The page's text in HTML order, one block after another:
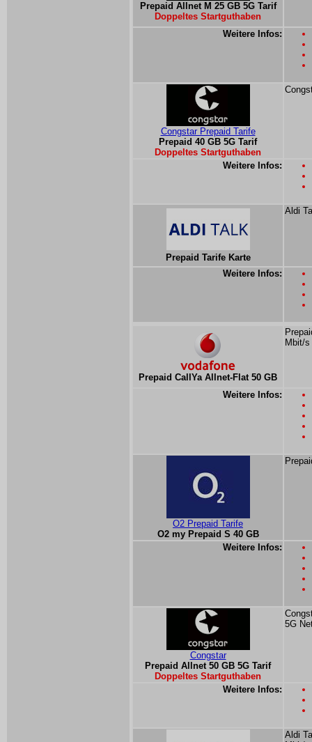
Prepaid Allnet M 25 GB 5G Tarif
Doppeltes Startguthaben
Weitere Infos:
Congstar Prepaid Tarife
Prepaid 40 GB 5G Tarif
Doppeltes Startguthaben
Weitere Infos:
Prepaid Tarife Karte
Aldi
Weitere Infos:
Prepaid CallYa Allnet-Flat 50 GB
Mbit/s
Weitere Infos:
O2 Prepaid Tarife
O2 my Prepaid S 40 GB
Weitere Infos:
Congstar
Prepaid Allnet 50 GB 5G Tarif
Doppeltes Startguthaben
5G
Weitere Infos:
Aldi